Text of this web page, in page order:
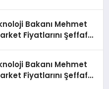
Bakanı Mehmet
Fiyatlarını Şeffaf
Bakanı Mehmet
Fiyatlarını Şeffaf